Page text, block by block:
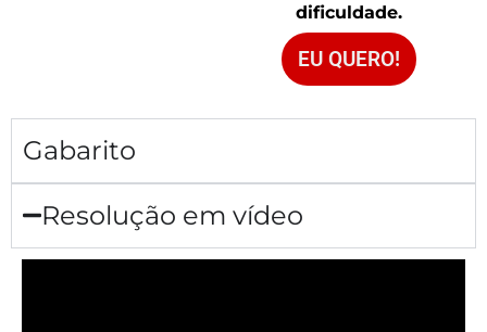
dificuldade.
EU QUERO!
Gabarito
Resolução em vídeo